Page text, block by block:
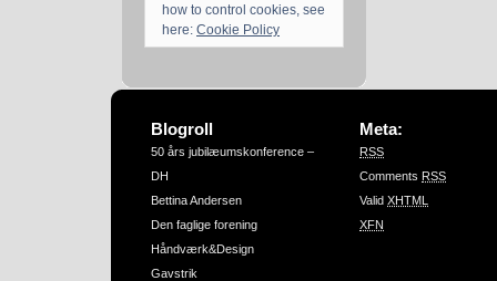
how to control cookies, see
here: Cookie Policy
Blogroll
50 års jubilæumskonference –
DH
Bettina Andersen
Den faglige forening
Håndværk&Design
Gavstrik
Meta:
RSS
Comments RSS
Valid XHTML
XFN